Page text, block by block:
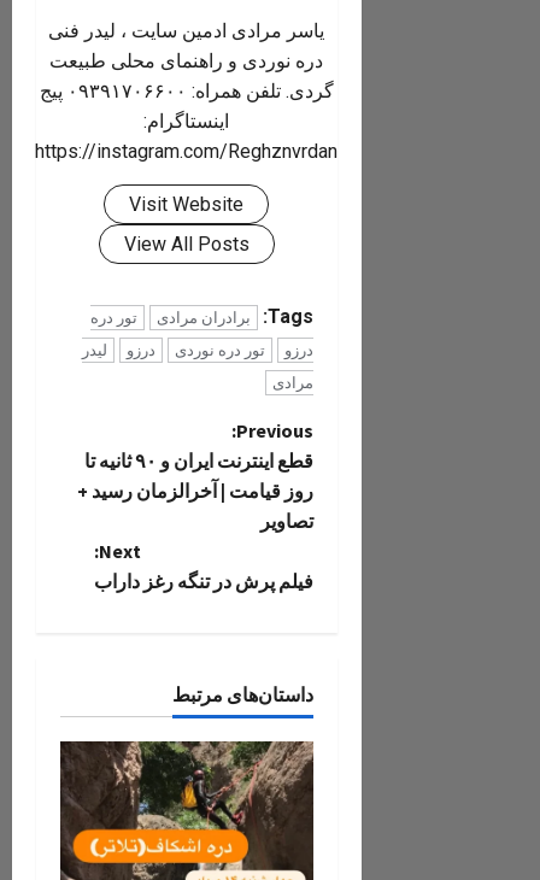
یاسر مرادی ادمین سایت ، لیدر فنی
دره نوردی و راهنمای محلی طبیعت
گردی. تلفن همراه: ۰۹۳۹۱۷۰۶۶۰۰ پیج
اینستاگرام:
https://instagram.com/Reghznvrdan
Visit Website
View All Posts
Tags: برادران مرادی
تور دره
درزو
تور دره نوردی درزو
لیدر
مرادی
P
o
s
t
a
v
i
Previous:
قطع اینترنت ایران و ۹۰ ثانیه تا
روز قیامت | آخرالزمان رسید +
تصاویر
Next:
فیلم پرش در تنگه رغز داراب
داستان‌های مرتبط